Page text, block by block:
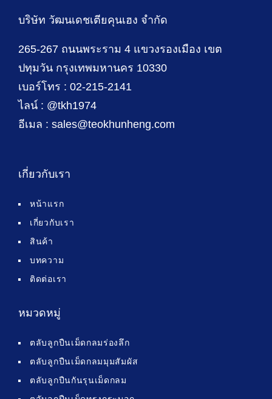
บริษัท วัฒนเดชเตียคุนเฮง จำกัด
265-267 ถนนพระราม 4 แขวงรองเมือง เขต
ปทุมวัน กรุงเทพมหานคร 10330
เบอร์โทร : 02-215-2141
ไลน์ : @tkh1974
อีเมล : sales@teokhunheng.com
เกี่ยวกับเรา
หน้าแรก
เกี่ยวกับเรา
สินค้า
บทความ
ติดต่อเรา
หมวดหมู่
ตลับลูกปืนเม็ดกลมร่องลึก
ตลับลูกปืนเม็ดกลมมุมสัมผัส
ตลับลูกปืนกันรุนเม็ดกลม